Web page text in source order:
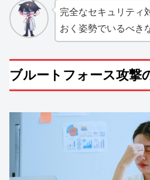
完全なセキュリティ
おく姿勢でいるべき
ブルートフォース攻撃